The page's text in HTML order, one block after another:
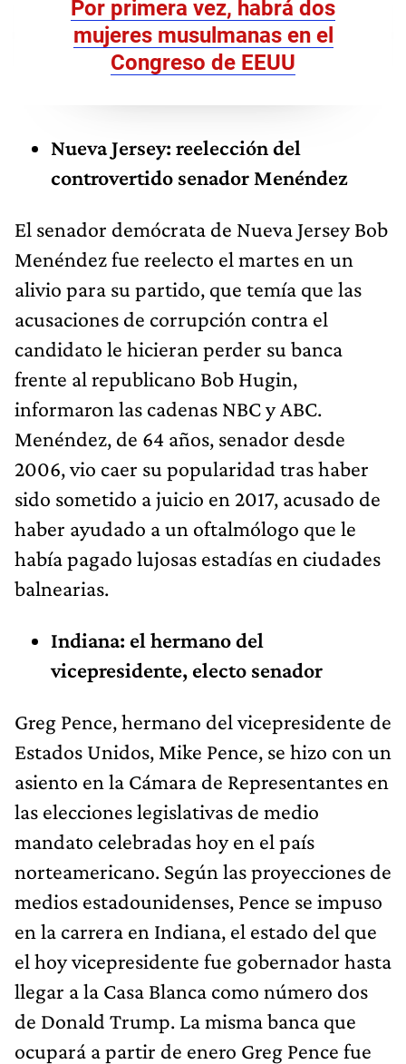
Por primera vez, habrá dos
mujeres musulmanas en el
Congreso de EEUU
Nueva Jersey: reelección del
controvertido senador Menéndez
El senador demócrata de Nueva Jersey Bob
Menéndez fue reelecto el martes en un
alivio para su partido, que temía que las
acusaciones de corrupción contra el
candidato le hicieran perder su banca
frente al republicano Bob Hugin,
informaron las cadenas NBC y ABC.
Menéndez, de 64 años, senador desde
2006, vio caer su popularidad tras haber
sido sometido a juicio en 2017, acusado de
haber ayudado a un oftalmólogo que le
había pagado lujosas estadías en ciudades
balnearias.
Indiana: el hermano del
vicepresidente, electo senador
Greg Pence, hermano del vicepresidente de
Estados Unidos, Mike Pence, se hizo con un
asiento en la Cámara de Representantes en
las elecciones legislativas de medio
mandato celebradas hoy en el país
norteamericano. Según las proyecciones de
medios estadounidenses, Pence se impuso
en la carrera en Indiana, el estado del que
el hoy vicepresidente fue gobernador hasta
llegar a la Casa Blanca como número dos
de Donald Trump. La misma banca que
ocupará a partir de enero Greg Pence fue